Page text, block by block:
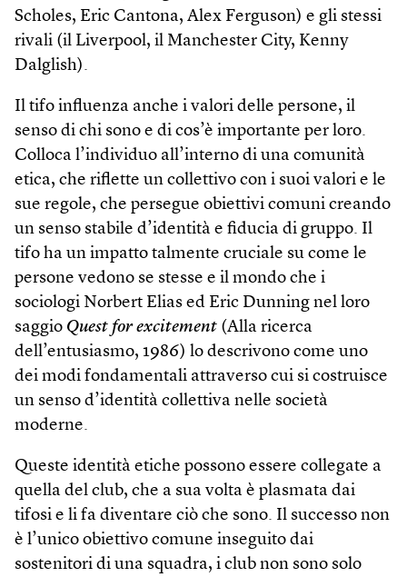
Scholes, Eric Cantona, Alex Ferguson) e gli stessi
rivali (il Liver­pool, il Manchester City, Kenny
Dalglish).
Il tifo influenza anche i valori delle persone, il
senso di chi sono e di cos’è importante per loro.
Colloca l’individuo all’interno di una comunità
etica, che riflette un collettivo con i suoi valori e le
sue regole, che persegue obiettivi comuni creando
un senso stabile d’identità e fiducia di gruppo. Il
tifo ha un impatto talmente cruciale su come le
persone vedono se stesse e il mondo che i
sociologi Norbert Elias ed Eric Dunning nel loro
saggio Quest for excitement (Alla ricerca
dell’entusiasmo, 1986) lo descrivono come uno
dei modi fondamentali attraverso cui si costruisce
un senso d’iden­tità collettiva nelle società
moderne.
Queste identità etiche possono essere collegate a
quella del club, che a sua volta è plasmata dai
tifosi e li fa diventare ciò che sono. Il successo non
è l’unico obiettivo comune inseguito dai
sostenitori di una squadra, i club non sono solo